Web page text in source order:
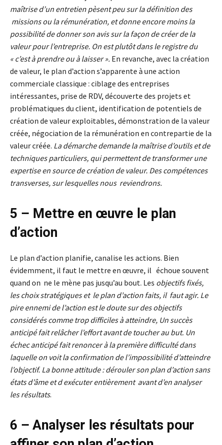
maîtrise d’un entretien pèsent peu sur la définition des
missions ou la rémunération, et donne encore moins la
possibilité de donner son avis sur la façon de créer de la
valeur pour l’entreprise. On est plutôt dans le registre du
« c’est à prendre ou à laisser ». En revanche, avec la création
de valeur, le plan d’action s’apparente à une action
commerciale classique : ciblage des entreprises
intéressantes, prise de RDV, découverte des projets et
problématiques du client, identification de potentiels de
création de valeur exploitables, démonstration de la valeur
créée, négociation de la rémunération en contrepartie de la
valeur créée. La démarche demande la maîtrise d’outils et de
techniques particuliers, qui permettent de transformer une
expertise en source de création de valeur. Des compétences
transverses, sur lesquelles nous reviendrons.
5 – Mettre en œuvre le plan
d’action
Le plan d’action planifie, canalise les actions. Bien
évidemment, il faut le mettre en œuvre, il échoue souvent
quand on ne le mène pas jusqu’au bout. Les objectifs fixés,
les choix stratégiques et le plan d’action faits, il faut agir. Le
pire ennemi de l’action est le doute sur des objectifs
considérés comme trop difficiles à atteindre, Un succès
anticipé fait relâcher l’effort avant de toucher au but. Un
échec anticipé fait renoncer à la première difficulté dans
laquelle on voit la confirmation de l’impossibilité d’atteindre
l’objectif. La bonne attitude : dérouler son plan d’action sans
états d’âme et d exécuter entièrement avant d’en analyser
les résultats.
6 – Analyser les résultats pour